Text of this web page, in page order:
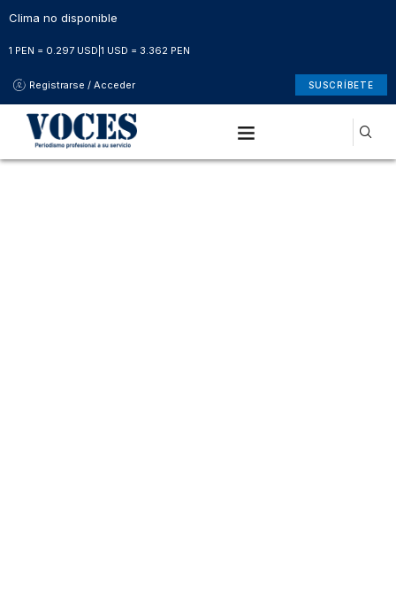
Clima no disponible
1 PEN = 0.297 USD 1 USD = 3.362 PEN
Registrarse / Acceder SUSCRÍBETE